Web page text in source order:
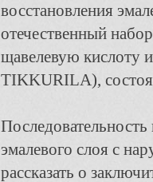
восстановления
отечественный
щавелевую кислоту
TIKKURILA),
эмалевого слоя с
рассказать о